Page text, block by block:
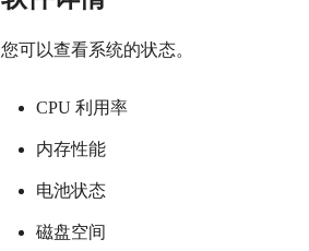
您可以查看系统的状态。
CPU 利用率
内存性能
电池状态
磁盘空间